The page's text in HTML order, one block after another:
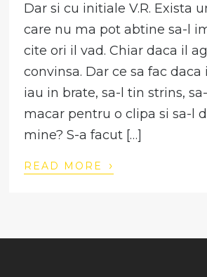
Dar si cu initiale V.R. Exista
care nu ma pot abtine sa-l
cite ori il vad. Chiar daca il
convinsa. Dar ce sa fac daca
iau in brate, sa-l tin strins,
macar pentru o clipa si sa-l
mine? S-a facut […]
READ MORE ›